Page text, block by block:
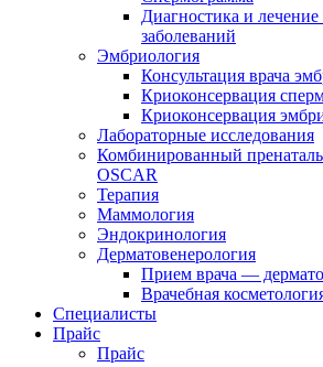
Диагностика и
заболеваний
Эмбриология
Консультация врача
Криоконсервация
Криоконсервация
Лабораторные исследования
Комбинированный
OSCAR
Терапия
Маммология
Эндокринология
Дерматовенерология
Прием врача —
Врачебная
Специалисты
Прайс
Прайс